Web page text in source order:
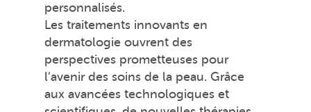
personnalisés.
Les traitements innovants en
dermatologie ouvrent des
perspectives prometteuses pour
l’avenir des soins de la peau. Grâce
aux avancées technologiques et